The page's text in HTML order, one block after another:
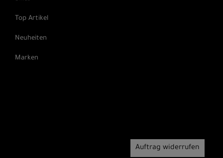
Top Artikel
Neuheiten
Marken
Auftrag widerrufen